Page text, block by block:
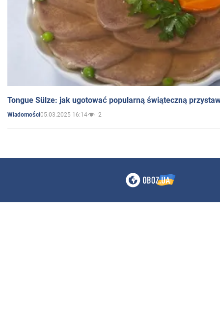
Tongue Sülze: jak ugotować popularną świąteczną
Wiadomości05.03.2025 16:14 2